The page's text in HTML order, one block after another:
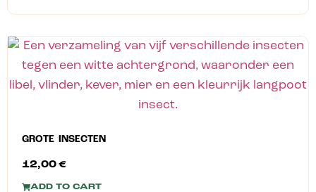
GROTE INSECTEN
12,00 €
ADD TO CART